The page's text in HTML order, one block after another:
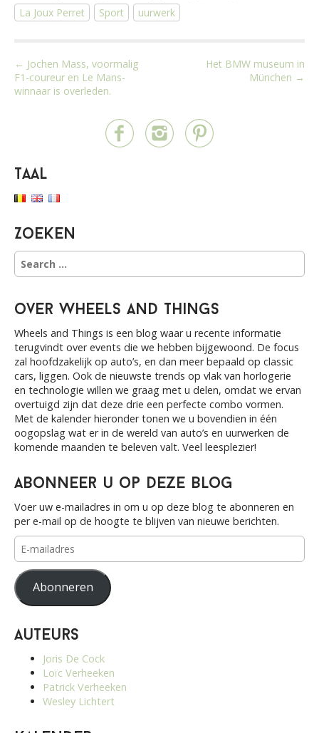
La Joux Perret
Sport uurwerk
P
o
v
i
a
t
n
← Jochen Mass, voormalig
F1-coureur en Le Mans-
winnaar is overleden.
Het BMW museum in
München →
Taal
Zoeken
S
c
h
f
over Wheels and Things
Wheels and Things is een blog waar u recente informatie
terugvindt over events die we hebben bijgewoond. De focus
zal hoofdzakelijk op auto’s, en dan meer bepaald op classic
cars, liggen. Ook de nieuwste trends op vlak van horlogerie
en technologie willen we graag met u delen, omdat we ervan
overtuigd zijn dat deze drie een perfecte combo vormen.
Met de kalender hieronder tonen we u bovendien in één
oogopslag wat er in de wereld van auto’s en uurwerken de
komende maanden te beleven valt. Veel leesplezier!
Abonneer u op deze blog
Voer uw e-mailadres in om u op deze blog te abonneren en
per e-mail op de hoogte te blijven van nieuwe berichten.
E-
mailadres
Abonneren
Auteurs
Joris De Cock
Loïc Verheeken
Patrick Verheeken
Wesley Lichtert